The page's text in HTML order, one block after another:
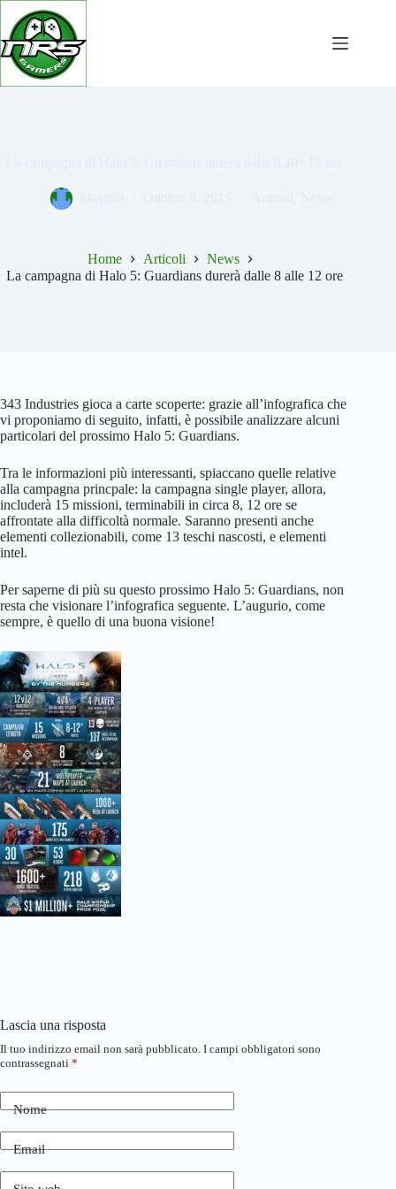
Salta
contenuto
Home Articoli
News
La campagna di Halo 5: Guardians durerà dalle 8 alle 12 ore
343 Industries gioca a carte scoperte: grazie all’infografica che
vi proponiamo di seguito, infatti, è possibile analizzare alcuni
particolari del prossimo Halo 5: Guardians.
Tra le informazioni più interessanti, spiaccano quelle relative
alla campagna princpale: la campagna single player, allora,
includerà 15 missioni, terminabili in circa 8, 12 ore se
affrontate alla difficoltà normale. Saranno presenti anche
elementi collezionabili, come 13 teschi nascosti, e elementi
intel.
Per saperne di più su questo prossimo Halo 5: Guardians, non
resta che visionare l’infografica seguente. L’augurio, come
sempre, è quello di una buona visione!
Lascia una risposta
Il tuo indirizzo email non sarà pubblicato. I campi obbligatori sono
contrassegnati *
Nome
Email